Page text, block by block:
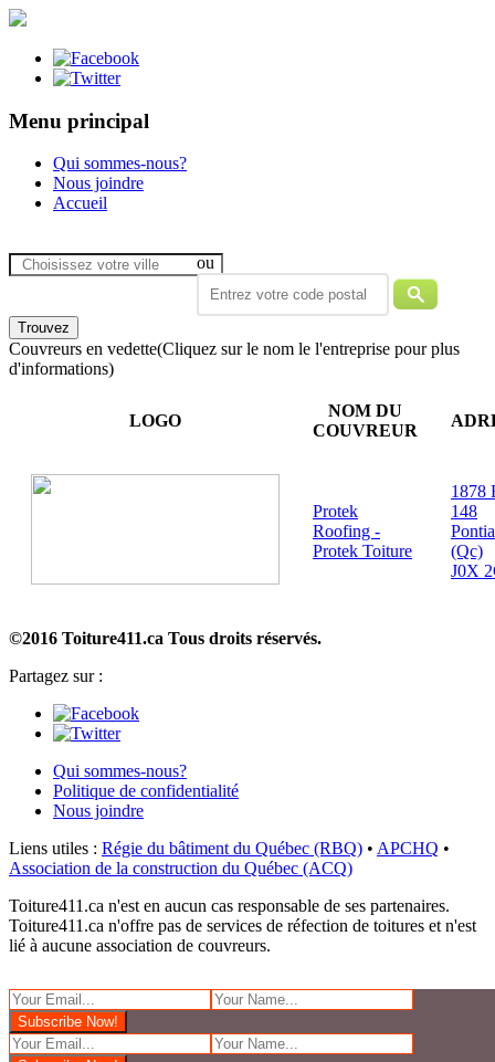
Menu principal
Qui sommes-nous?
Nous joindre
Accueil
ou
Couvreurs en vedette(Cliquez sur le nom le l'entreprise pour plus
d'informations)
LOGO
NOM DU
COUVREUR
Protek
Roofing -
Protek Toiture
1878
148
(Qc)
J0X
©2016 Toiture411.ca Tous droits réservés.
Partagez sur :
Qui sommes-nous?
Politique de confidentialité
Nous joindre
Liens utiles : Régie du bâtiment du Québec (RBQ) • APCHQ •
Association de la construction du Québec (ACQ)
Toiture411.ca n'est en aucun cas responsable de ses partenaires.
Toiture411.ca n'offre pas de services de réfection de toitures et n'est
lié à aucune association de couvreurs.